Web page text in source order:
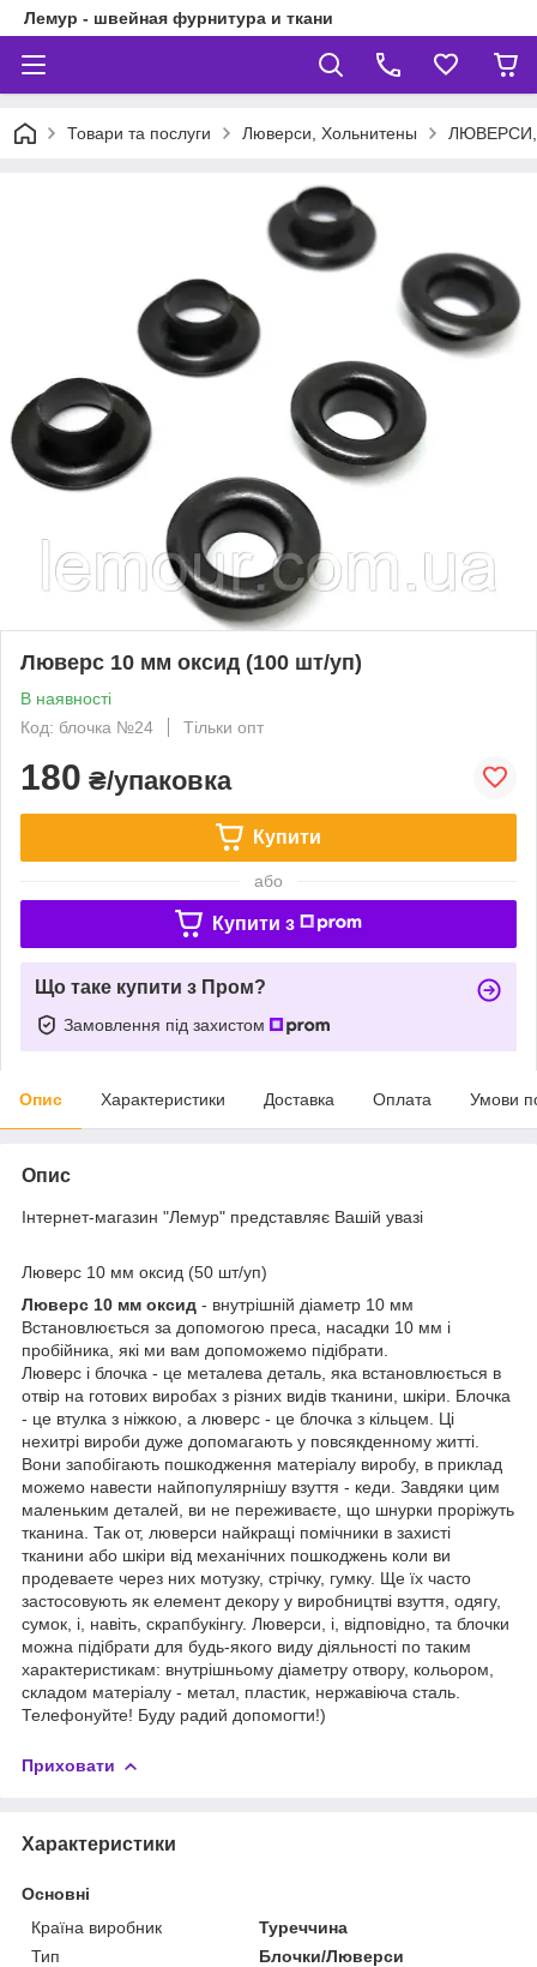
Лемур - швейная фурнитура и ткани
Товари та послуги Люверси, Хольнитены
Люверс 10 мм оксид (100 шт/уп)
В наявності
Код: блочка №24
Тільки опт
180 ₴/упаковка
Купити
або
Купити з
Що таке купити з Пром?
Замовлення під захистом
Опис Характеристики Доставка Оплата Умови
Опис
Інтернет-магазин "Лемур" представляє Вашій увазі
Люверс 10 мм оксид (50 шт/уп)
Люверс 10 мм оксид - внутрішній діаметр 10 мм
Встановлюється за допомогою преса, насадки 10 мм і
пробійника, які ми вам допоможемо підібрати.
Люверс і блочка - це металева деталь, яка встановлюється в
отвір на готових виробах з різних видів тканини, шкіри. Блочка
- це втулка з ніжкою, а люверс - це блочка з кільцем. Ці
нехитрі вироби дуже допомагають у повсякденному житті.
Вони запобігають пошкодження матеріалу виробу, в приклад
можемо навести найпопулярнішу взуття - кеди. Завдяки цим
маленьким деталей, ви не переживаєте, що шнурки проріжуть
тканина. Так от, люверси найкращі помічники в захисті
тканини або шкіри від механічних пошкоджень коли ви
продеваете через них мотузку, стрічку, гумку. Ще їх часто
застосовують як елемент декору у виробництві взуття, одягу,
сумок, і, навіть, скрапбукінгу. Люверси, і, відповідно, та блочки
можна підібрати для будь-якого виду діяльності по таким
характеристикам: внутрішньому діаметру отвору, кольором,
складом матеріалу - метал, пластик, нержавіюча сталь.
Телефонуйте! Буду радий допомогти!)
Приховати
Характеристики
Основні
Країна виробник
Туреччина
Тип
Блочки/Люверси